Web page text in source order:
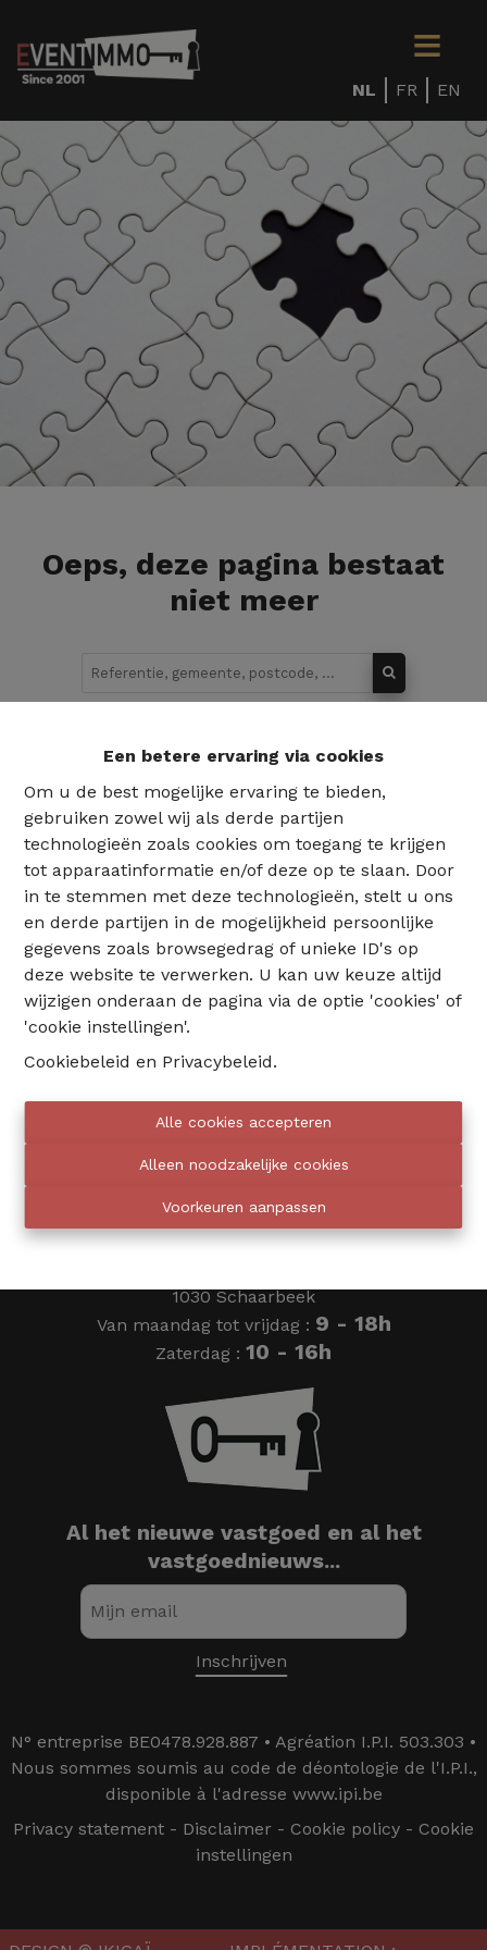
Een betere ervaring via cookies
Om u de best mogelijke ervaring te bieden,
gebruiken zowel wij als derde partijen
technologieën zoals cookies om toegang te krijgen
tot apparaatinformatie en/of deze op te slaan. Door
in te stemmen met deze technologieën, stelt u ons
en derde partijen in de mogelijkheid persoonlijke
gegevens zoals browsegedrag of unieke ID's op
deze website te verwerken. U kan uw keuze altijd
wijzigen onderaan de pagina via de optie 'cookies' of
'cookie instellingen'.
Cookiebeleid en Privacybeleid.
Alle cookies accepteren
Alleen noodzakelijke cookies
Voorkeuren aanpassen
NL FR EN
Oeps, deze pagina bestaat
niet meer
02 735 18 38
Eventimmo chasseurs
1030 Schaarbeek
Van maandag tot vrijdag : 9 - 18h
Zaterdag : 10 - 16h
Al het nieuwe vastgoed en al het
vastgoednieuws...
N° entreprise BE0478.928.887 • Agréation I.P.I. 503.303 •
Nous sommes soumis au code de déontologie de l'I.P.I.,
disponible à l'adresse www.ipi.be
Privacy statement - Disclaimer - Cookie policy - Cookie
instellingen